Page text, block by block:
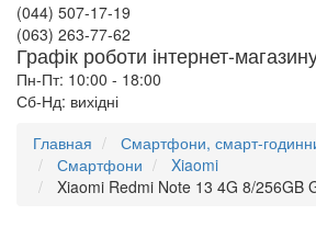
(044) 507-17-19
(063) 263-77-62
Графік роботи інтернет-
Пн-Пт: 10:00 - 18:00
Сб-Нд: вихідні
Главная
Смартфони, смарт-
Смартфони
Xiaomi
Xiaomi Redmi Note 13 4G 8/256GB